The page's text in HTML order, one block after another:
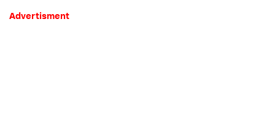
Advertisment